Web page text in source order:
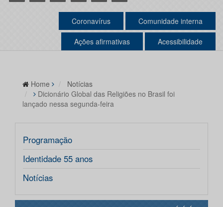
Coronavírus Comunidade interna
Ações afirmativas Acessibilidade
Home
Notícias
Dicionário Global das Religiões no Brasil foi
lançado nessa segunda-feira
Programação
Identidade 55 anos
Notícias